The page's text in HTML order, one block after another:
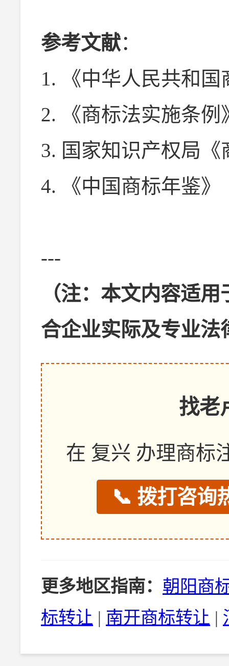
参考文献：
1. 《中华人民共和
2. 《商标法实施条例
3. 国家知识产权局
4. 《中国商标年鉴》
---
（注：本文内容适
合企业实际及专业法
找老
在 复兴 办理商标
📞 拨打咨询
更多地区指南： 朝阳商
标转让 | 南开商标转让 |